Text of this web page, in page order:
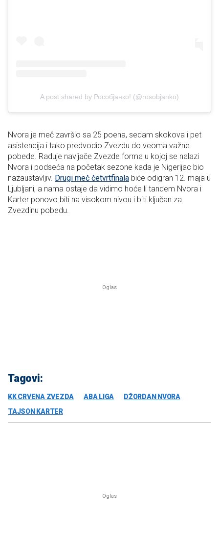
A post shared by Рособјанко! (@rosobjanko)
Nvora je meč završio sa 25 poena, sedam skokova i pet
asistencija i tako predvodio Zvezdu do veoma važne
pobede. Raduje navijače Zvezde forma u kojoj se nalazi
Nvora i podseća na početak sezone kada je Nigerijac bio
nazaustavljiv. Drugi meč četvrtfinala biće odigran 12. maja u
Ljubljani, a nama ostaje da vidimo hoće li tandem Nvora i
Karter ponovo biti na visokom nivou i biti ključan za
Zvezdinu pobedu.
Tagovi:
KK CRVENA ZVEZDA ABA LIGA
DŽORDAN NVORA
TAJSON KARTER